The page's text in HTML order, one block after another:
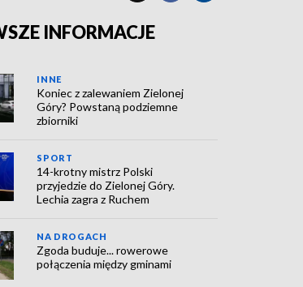
INFORMACJE
INNE
Koniec z zalewaniem Zielonej
Góry? Powstaną podziemne
zbiorniki
SPORT
14-krotny mistrz Polski
przyjedzie do Zielonej Góry.
Lechia zagra z Ruchem
NA DROGACH
Zgoda buduje... rowerowe
połączenia między gminami